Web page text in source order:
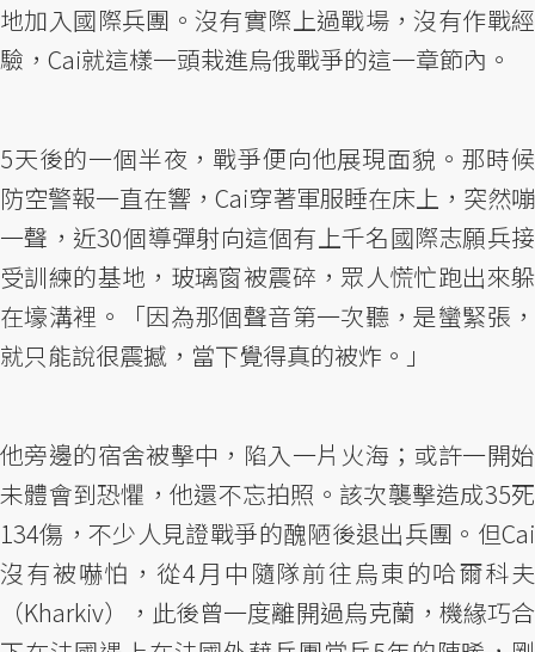
地加入國際兵團。沒有實際上過戰場，沒有作戰經
驗，Cai就這樣一頭栽進烏俄戰爭的這一章節內。
5天後的一個半夜，戰爭便向他展現面貌。那時候
防空警報一直在響，Cai穿著軍服睡在床上，突然嘣
一聲，近30個導彈射向這個有上千名國際志願兵接
受訓練的基地，玻璃窗被震碎，眾人慌忙跑出來躲
在壕溝裡。「因為那個聲音第一次聽，是蠻緊張，
就只能說很震撼，當下覺得真的被炸。」
他旁邊的宿舍被擊中，陷入一片火海；或許一開始
未體會到恐懼，他還不忘拍照。該次襲擊造成35死
134傷，不少人見證戰爭的醜陋後退出兵團。但Cai
沒有被嚇怕，從4月中隨隊前往烏東的哈爾科夫
（Kharkiv），此後曾一度離開過烏克蘭，機緣巧合